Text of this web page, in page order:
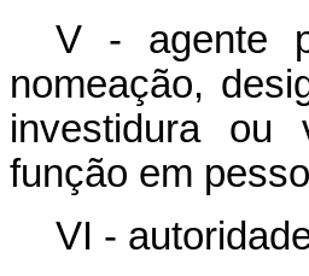
V - agente
nomeação,
investidura ou
função em
VI -